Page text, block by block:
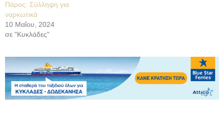
Πάρος: Σύλληψη για
ναρκωτικά
10 Μαΐου, 2024
σε "Κυκλάδες"